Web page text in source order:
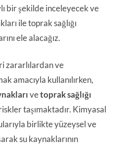
bir şekilde inceleyecek ve
ile toprak sağlığı
ele alacağız.
zararlılardan ve
amacıyla kullanılırken,
vetoprak sağlığı
taşımaktadır. Kimyasal
birlikte yüzeysel ve
su kaynaklarının